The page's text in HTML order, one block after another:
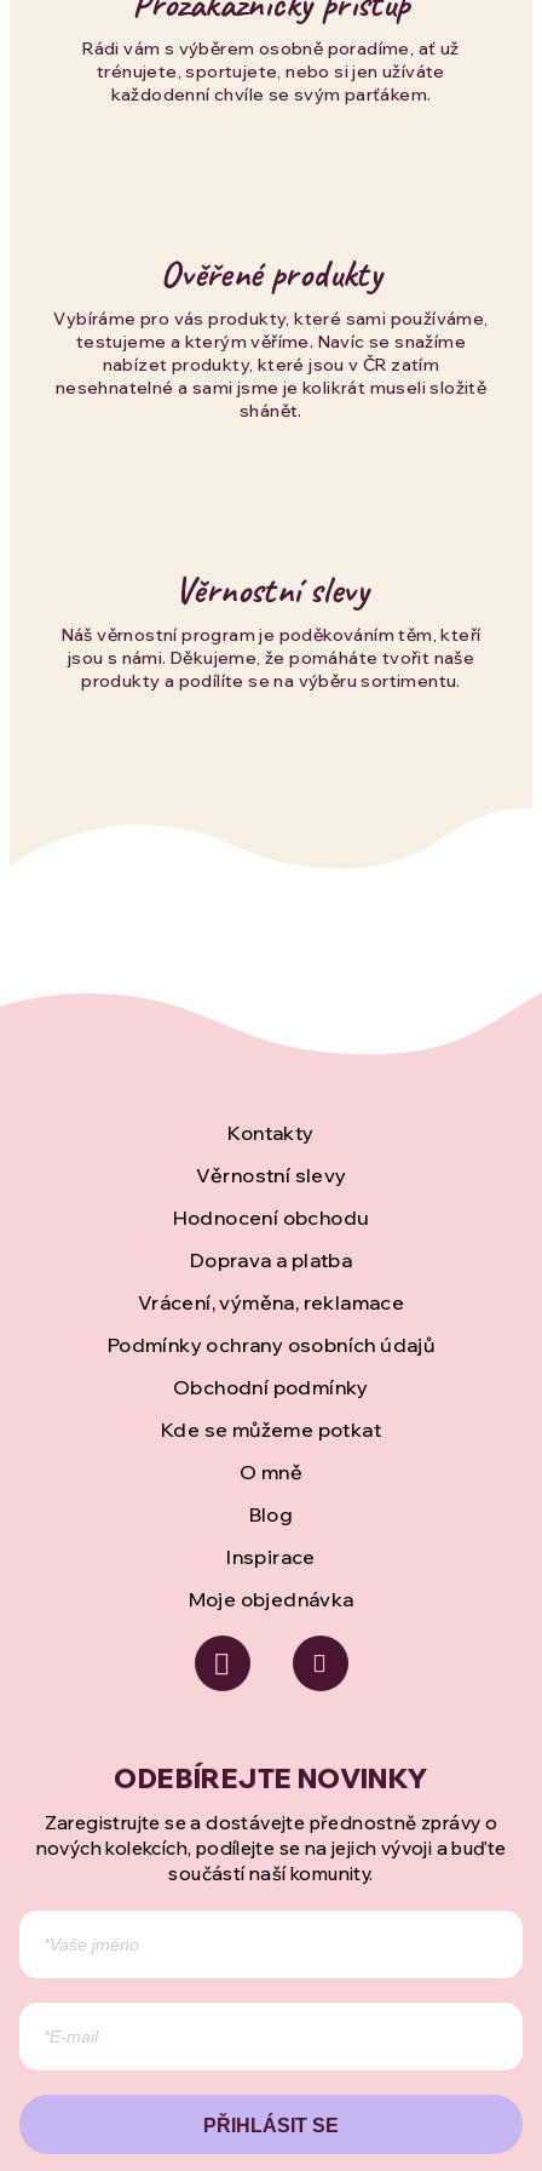
r
v
ý
p
i
s
Rádi vám s výběrem osobně poradíme, ať už
trénujete, sportujete, nebo si jen užíváte
každodenní chvíle se svým parťákem.
Ověřené produkty
Vybíráme pro vás produkty, které sami používáme,
testujeme a kterým věříme. Navíc se snažíme
nabízet produkty, které jsou v ČR zatím
nesehnatelné a sami jsme je kolikrát museli složitě
shánět.
Věrnostní slevy
Náš věrnostní program je poděkováním těm, kteří
jsou s námi. Děkujeme, že pomáháte tvořit naše
produkty a podílíte se na výběru sortimentu.
Kontakty
Věrnostní slevy
Hodnocení obchodu
Doprava a platba
Vrácení, výměna, reklamace
Podmínky ochrany osobních údajů
Obchodní podmínky
Kde se můžeme potkat
O mně
Blog
Inspirace
Moje objednávka
Zaregistrujte se a dostávejte přednostně zprávy o
nových kolekcích, podílejte se na jejich vývoji a buďte
součástí naší komunity.
PŘIHLÁSIT SE